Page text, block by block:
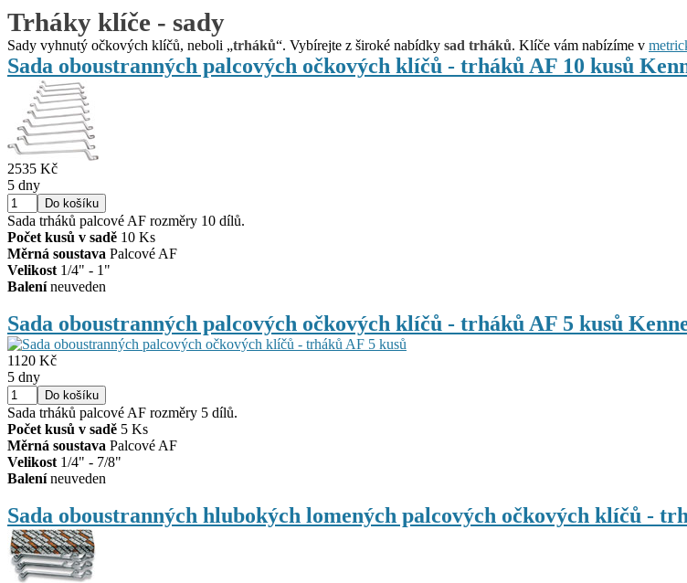
Trháky klíče - sady
Sady vyhnutý očkových klíčů, neboli „trháků“. Vybírejte z široké nabídky sad trháků. Klíče vám nabízíme v
Sada oboustranných palcových očkových klíčů - trháků AF 10 kusů
2535 Kč
5 dny
Sada trháků palcové AF rozměry 10 dílů.
Počet kusů v sadě 10 Ks
Měrná soustava Palcové AF
Velikost 1/4" - 1"
Baleníneuveden
Sada oboustranných palcových očkových klíčů - trháků AF 5 kusů
1120 Kč
5 dny
Sada trháků palcové AF rozměry 5 dílů.
Počet kusů v sadě 5 Ks
Měrná soustava Palcové AF
Velikost 1/4" - 7/8"
Baleníneuveden
Sada oboustranných hlubokých lomených palcových očkových klíčů -